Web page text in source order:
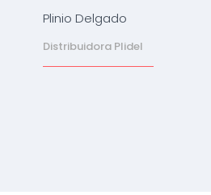
Plinio Delgado
Distribuidora Plidel